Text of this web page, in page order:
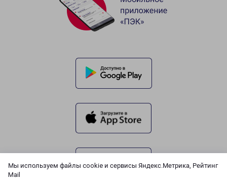
Мы используем файлы cookie и сервисы Яндекс.Метрика, Рейтинг
Mail